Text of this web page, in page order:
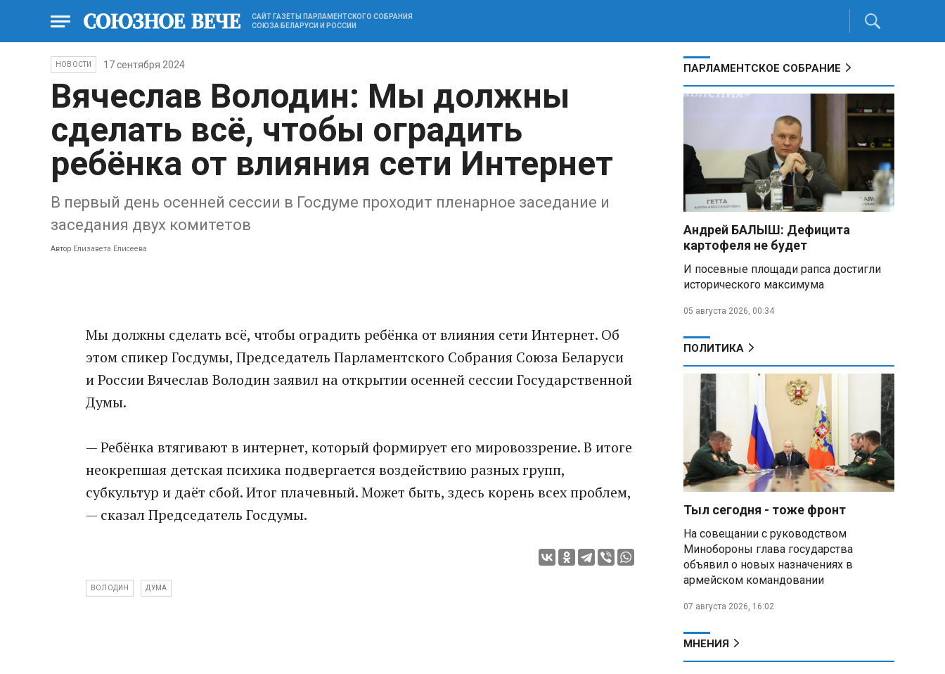
САЙТ ГАЗЕТЫ ПАРЛАМЕНТСКОГО СОБРАНИЯ
СОЮЗА БЕЛАРУСИ И РОССИИ
НОВОСТИ 17 сентября 2024
Вячеслав Володин: Мы должны
сделать всё, чтобы оградить
ребёнка от влияния сети Интернет
В первый день осенней сессии в Госдуме проходит пленарное заседание и
заседания двух комитетов
Автор Елизавета Елисеева
Мы должны сделать всё, чтобы оградить ребёнка от влияния сети Интернет. Об
этом спикер Госдумы, Председатель Парламентского Собрания Союза Беларуси
и России Вячеслав Володин заявил на открытии осенней сессии Государственной
Думы.
— Ребёнка втягивают в интернет, который формирует его мировоззрение. В итоге
неокрепшая детская психика подвергается воздействию разных групп,
субкультур и даёт сбой. Итог плачевный. Может быть, здесь корень всех проблем,
— сказал Председатель Госдумы.
ВОЛОДИН ДУМА
ПАРЛАМЕНТСКОЕ СОБРАНИЕ
Андрей БАЛЫШ: Дефицита
картофеля не будет
И посевные площади рапса достигли
исторического максимума
05 августа 2026, 00:34
ПОЛИТИКА
Тыл сегодня - тоже фронт
На совещании с руководством
Минобороны глава государства
объявил о новых назначениях в
армейском командовании
07 августа 2026, 16:02
МНЕНИЯ